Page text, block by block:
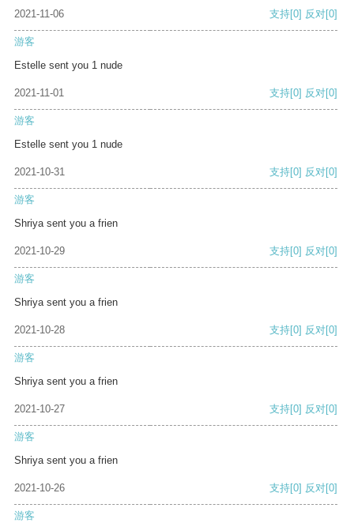
2021-11-06 支持[0] 反对[0]
游客
Estelle sent you 1 nude
2021-11-01 支持[0] 反对[0]
游客
Estelle sent you 1 nude
2021-10-31 支持[0] 反对[0]
游客
Shriya sent you a frien
2021-10-29 支持[0] 反对[0]
游客
Shriya sent you a frien
2021-10-28 支持[0] 反对[0]
游客
Shriya sent you a frien
2021-10-27 支持[0] 反对[0]
游客
Shriya sent you a frien
2021-10-26 支持[0] 反对[0]
游客